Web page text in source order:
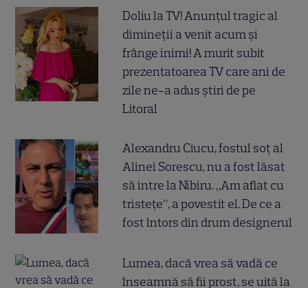
Doliu la TV! Anunțul tragic al
dimineții a venit acum și
frânge inimi! A murit subit
prezentatoarea TV care ani de
zile ne-a adus știri de pe
Litoral
Alexandru Ciucu, fostul soț al
Alinei Sorescu, nu a fost lăsat
să intre la Nibiru. „Am aflat cu
tristețe”, a povestit el. De ce a
fost întors din drum designerul
Lumea, dacă vrea să vadă ce
înseamnă să fii prost, se uită la